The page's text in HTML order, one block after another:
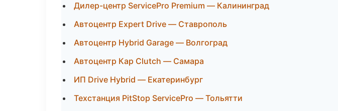
Дилер-центр ServicePro Premium — Калининград
Автоцентр Expert Drive — Ставрополь
Автоцентр Hybrid Garage — Волгоград
Автоцентр Кар Clutch — Самара
ИП Drive Hybrid — Екатеринбург
Техстанция PitStop ServicePro — Тольятти